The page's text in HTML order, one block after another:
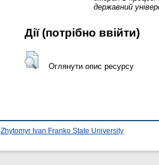
державний
Дії ​​(потрібно ввійти)
Оглянути опис ресурсу
Zhytomyr Ivan Franko State University